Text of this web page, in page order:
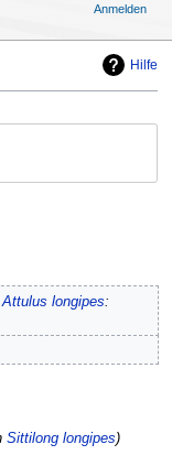
Hilfe
Attulus longipes:
Sittilong longipes
Anmelden